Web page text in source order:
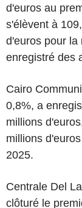
d'euros au
s'élèvent à
d'euros pour la
enregistré des
Cairo
0,8%, a
millions
millions
2025.
Centrale Del
clôturé le